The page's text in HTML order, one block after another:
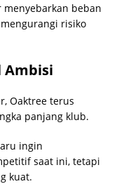
beban
risiko
Ambisi
Oaktree terus
panjang klub.
ingin
saat ini, tetapi
kuat.